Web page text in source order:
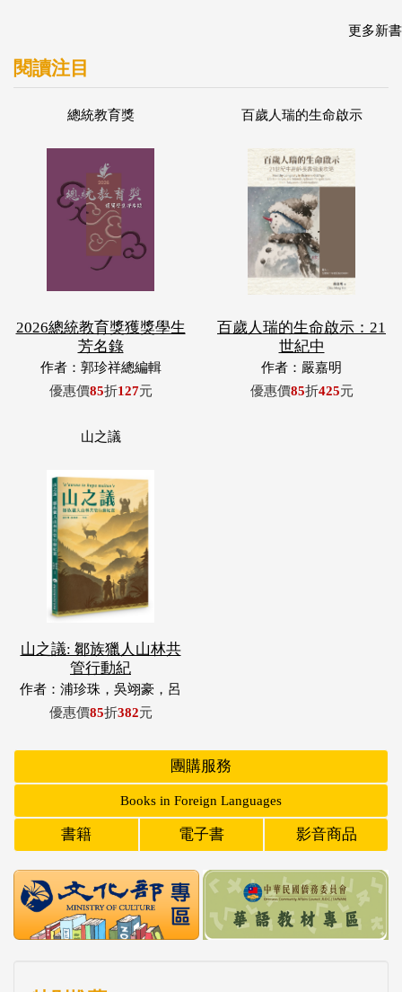
更多新書
閱讀注目
總統教育獎
2026總統教育獎獲獎學生
芳名錄
作者：郭珍祥總編輯
優惠價85折127元
百歲人瑞的生命啟示
百歲人瑞的生命啟示：21
世紀中
作者：嚴嘉明
優惠價85折425元
山之議
山之議: 鄒族獵人山林共
管行動紀
作者：浦珍珠，吳翊豪，呂
翊齊，張惠東，許玉青，王
優惠價85折382元
團購服務
Books in Foreign Languages
書籍 電子書 影音商品